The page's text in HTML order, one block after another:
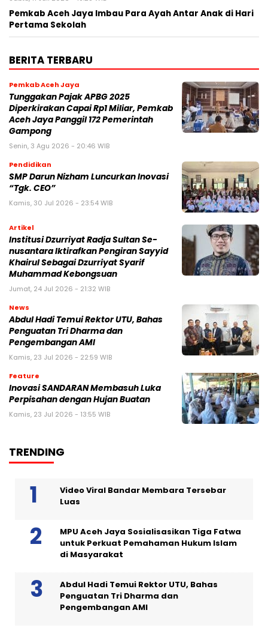
Pemkab Aceh Jaya Imbau Para Ayah Antar Anak di Hari
Pertama Sekolah
BERITA TERBARU
Pemkab Aceh Jaya
Tunggakan Pajak APBG 2025
Diperkirakan Capai Rp1 Miliar, Pemkab
Aceh Jaya Panggil 172 Pemerintah
Gampong
Senin, 3 Agu 2026 - 20:46 WIB
Pendidikan
SMP Darun Nizham Luncurkan Inovasi
“Tgk. CEO”
Kamis, 30 Jul 2026 - 23:54 WIB
Artikel
Institusi Dzurriyat Radja Sultan Se-
nusantara Iktirafkan Pengiran Sayyid
Khairul Sebagai Dzurriyat Syarif
Muhammad Kebongsuan
Jumat, 24 Jul 2026 - 21:32 WIB
News
Abdul Hadi Temui Rektor UTU, Bahas
Penguatan Tri Dharma dan
Pengembangan AMI
Kamis, 23 Jul 2026 - 22:59 WIB
Feature
Inovasi SANDARAN Membasuh Luka
Perpisahan dengan Hujan Buatan
Kamis, 23 Jul 2026 - 13:55 WIB
TRENDING
Video Viral Bandar Membara Tersebar
Luas
MPU Aceh Jaya Sosialisasikan Tiga Fatwa
untuk Perkuat Pemahaman Hukum Islam
di Masyarakat
Abdul Hadi Temui Rektor UTU, Bahas
Penguatan Tri Dharma dan
Pengembangan AMI